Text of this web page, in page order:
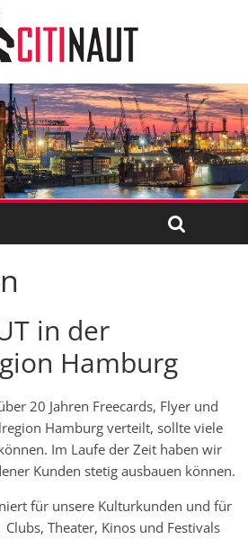
in der
Hamburg
20 Jahren Freecards, Flyer und
Hamburg verteilt, sollte viele
Im Laufe der Zeit haben wir
Kunden stetig ausbauen können.
für unsere Kulturkunden und für
Theater, Kinos und Festivals